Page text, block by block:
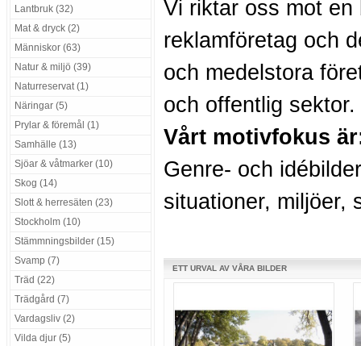
Lantbruk (32)
Mat & dryck (2)
Människor (63)
Natur & miljö (39)
Naturreservat (1)
Näringar (5)
Prylar & föremål (1)
Samhälle (13)
Sjöar & våtmarker (10)
Skog (14)
Slott & herresäten (23)
Stockholm (10)
Stämmningsbilder (15)
Svamp (7)
Träd (22)
Trädgård (7)
Vardagsliv (2)
Vilda djur (5)
Vi riktar oss mot en
reklamföretag och
och medelstora
och offentlig sektor.
Vårt motivfokus
Genre- och
situationer, miljöer,
ETT URVAL AV VÅRA BILDER